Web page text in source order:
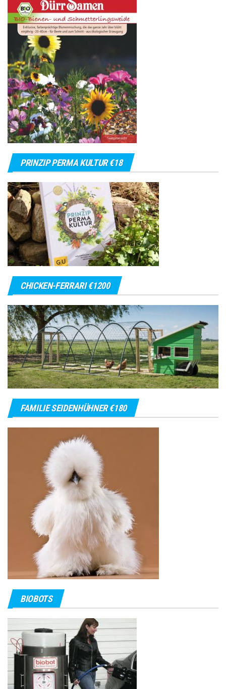
PRINZIP PERMA KULTUR €18
CHICKEN-FERRARI €1200
FAMILIE SEIDENHÜHNER €180
BIOBOTS